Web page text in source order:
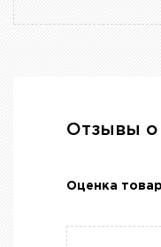
Отзывы о
Оценка